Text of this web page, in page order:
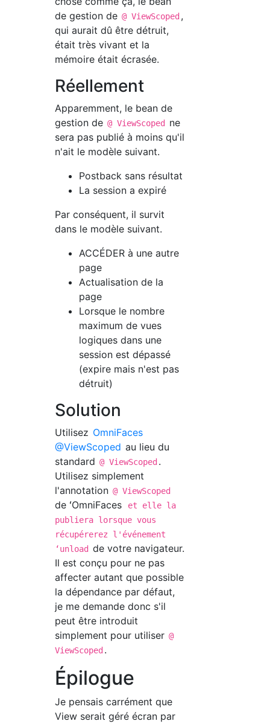
de gestion de @ ViewScoped ,
qui aurait dû être détruit,
était très vivant et la
mémoire était écrasée.
Réellement
Apparemment, le bean de
gestion de @ ViewScoped
ne
sera pas publié à moins qu'il
n'ait le modèle suivant.
Postback sans résultat
La session a expiré
Par conséquent, il survit
dans le modèle suivant.
ACCÉDER à une autre
page
Actualisation de la
page
Lorsque le nombre
maximum de vues
logiques dans une
session est dépassé
(expire mais n'est pas
détruit)
Solution
Utilisez OmniFaces
@ViewScoped au lieu du
standard @ ViewScoped .
Utilisez simplement
l'annotation @ ViewScoped
de ʻOmniFaces
et elle la
publiera lorsque vous
récupérerez l'événement
ʻunload de votre navigateur.
Il est conçu pour ne pas
affecter autant que possible
la dépendance par défaut,
je me demande donc s'il
peut être introduit
simplement pour utiliser @
ViewScoped .
Épilogue
Je pensais carrément que
View serait géré écran par